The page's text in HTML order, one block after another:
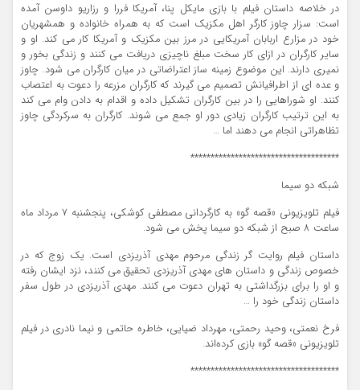
در خلاصه داستان فیلم با بازی مایکل پنا، آمریکا فررا و رزاریو داوسن آمده
است: سزار چاوز کارگر اهل مکزیک است که به همراه خانواده و همشهریان
خود در مزارع اربابان آمریکایی در مرز بین مکزیک و آمریکا کار می کند. او و
سایر کارگران در ازای کار سخت مبلغ ناچیزی دریافت می کنند و زندگی بخور و
نمیری دارند. این موضوع زمینه ساز اعتراضاتی در میان کارگران می شود. چاوز
و عده ای از اطرافیانش تصمیم می گیرند که کارگران مزرعه را دعوت به اعتصاب
کنند. او شوراهایی را در بین کارگران تشکیل داده و اقدام به دادن وام می کند
به این ترتیب کارگران زیادی دور او جمع می شوند. کارگران به سرکردگی چاوز
تظاهراتی انجام می دهند اما …
*************************************
شبکه دو سیما
فیلم تلویزیونی «قصه گو» به‌ کارگردانی مصطفی کوشکی، پنجشنبه 7 مرداد ماه
ساعت ‌8 صبح از شبکه دو سیما پخش می شود.
داستان فیلم روایت گر زندگی مرحوم مهدی آذریزدی است. یک زوج که در
خصوص زندگی و داستان های مهدی آذریزدی تحقیق می کنند، نزد ایشان رفته
و او را برای بزرگداشتی به تهران دعوت می کنند. مهدی آذریزدی در طول سفر
داستان زندگی خود را …
فرخ نعمتی، وحید رحمتی، مهرداد ضیایی، خاطره حاتمی و نیما نادری در فیلم
تلویزیونی «قصه گو» بازی کرده‌اند.
*************************************